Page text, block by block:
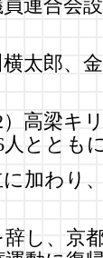
連合会
横太郎、
）高梁キ
ととも
加わり
し、京